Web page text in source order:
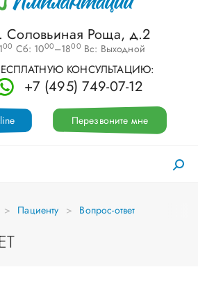
Соловьиная Роща, д.2
00 Сб: 1000–1800 Вс: Выходной
КОНСУЛЬТАЦИЮ:
+7 (495) 749-07-12
Перезвоните мне
Пациенту Вопрос-ответ